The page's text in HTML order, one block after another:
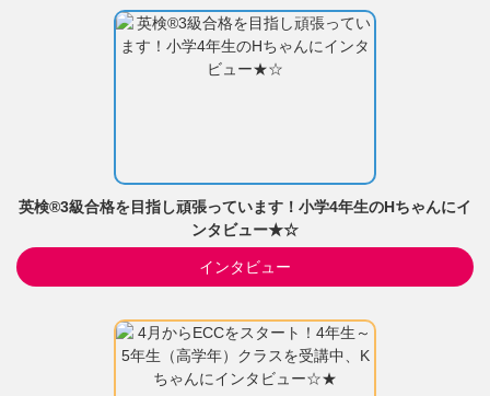
英検®3級合格を目指し頑張っています！小学4年生のHちゃんにイ
ンタビュー★☆
インタビュー